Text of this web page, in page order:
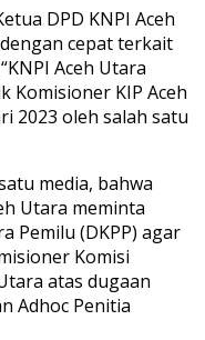
DPD KNPI Aceh
cepat terkait
Aceh Utara
Komisioner KIP Aceh
2023 oleh salah satu
media, bahwa
Utara meminta
Pemilu (DKPP) agar
Komisi
atas dugaan
Adhoc Penitia